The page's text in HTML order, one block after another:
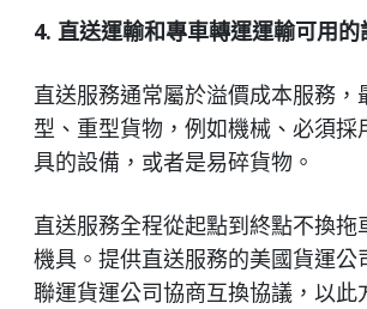
4. 直送運輸和專車轉運運輸可用
直送服務通常屬於溢價成本服務，
型、重型貨物，例如機械、必須採
具的設備，或者是易碎貨物。
直送服務全程從起點到終點不換拖
機具。提供直送服務的美國貨運公
聯運貨運公司協商互換協議，以此